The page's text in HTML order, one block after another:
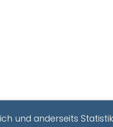
und anderseits